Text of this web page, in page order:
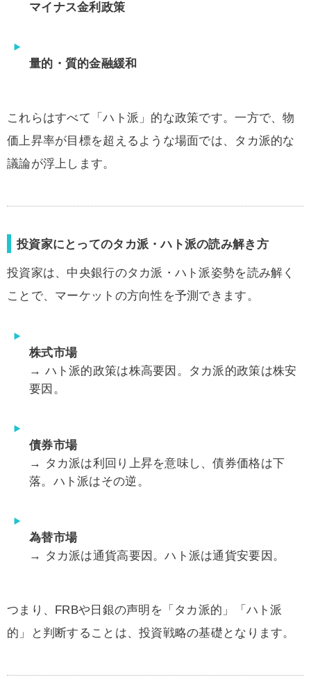
マイナス金利政策
量的・質的金融緩和
これらはすべて「ハト派」的な政策です。一方で、物
価上昇率が目標を超えるような場面では、タカ派的な
議論が浮上します。
投資家にとってのタカ派・ハト派の読み解き方
投資家は、中央銀行のタカ派・ハト派姿勢を読み解く
ことで、マーケットの方向性を予測できます。
株式市場
→ ハト派的政策は株高要因。タカ派的政策は株安
要因。
債券市場
→ タカ派は利回り上昇を意味し、債券価格は下
落。ハト派はその逆。
為替市場
→ タカ派は通貨高要因。ハト派は通貨安要因。
つまり、FRBや日銀の声明を「タカ派的」「ハト派
的」と判断することは、投資戦略の基礎となります。